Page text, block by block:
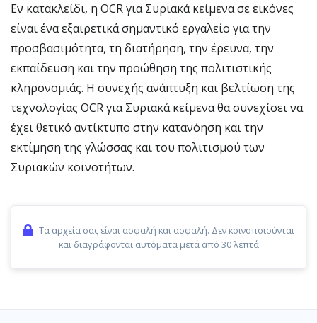
Εν κατακλείδι, η OCR για Συριακά κείμενα σε εικόνες
είναι ένα εξαιρετικά σημαντικό εργαλείο για την
προσβασιμότητα, τη διατήρηση, την έρευνα, την
εκπαίδευση και την προώθηση της πολιτιστικής
κληρονομιάς. Η συνεχής ανάπτυξη και βελτίωση της
τεχνολογίας OCR για Συριακά κείμενα θα συνεχίσει να
έχει θετικό αντίκτυπο στην κατανόηση και την
εκτίμηση της γλώσσας και του πολιτισμού των
Συριακών κοινοτήτων.
Τα αρχεία σας είναι ασφαλή και ασφαλή. Δεν κοινοποιούνται
και διαγράφονται αυτόματα μετά από 30 λεπτά